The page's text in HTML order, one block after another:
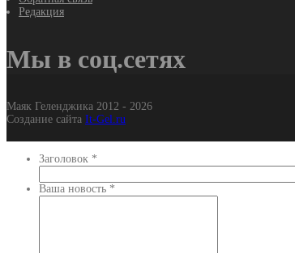
Редакция
Мы в соц.сетях
Маяк Геленджика 2012 - 2026
Создание сайта It-Gel.ru
Заголовок *
Ваша новость *